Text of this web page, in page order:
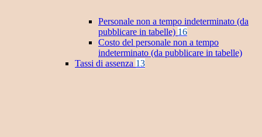
Personale non a tempo indeterminato (da
pubblicare in tabelle) 16
Costo del personale non a tempo
indeterminato (da pubblicare in tabelle)
Tassi di assenza 13